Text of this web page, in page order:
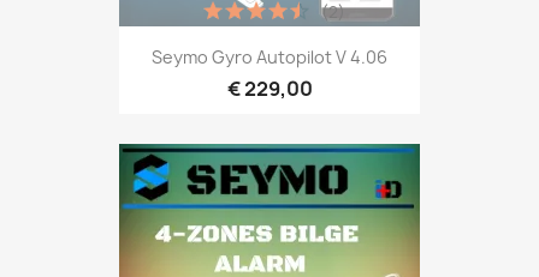
Seymo Gyro Autopilot V 4.06
€ 229,00
(2)